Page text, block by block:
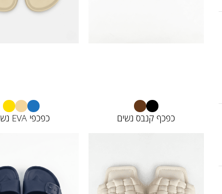
כפכף קנבס נשים כפכפי EVA נשים